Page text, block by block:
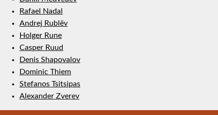
Rafael Nadal
Andrej Rublëv
Holger Rune
Casper Ruud
Denis Shapovalov
Dominic Thiem
Stefanos Tsitsipas
Alexander Zverev